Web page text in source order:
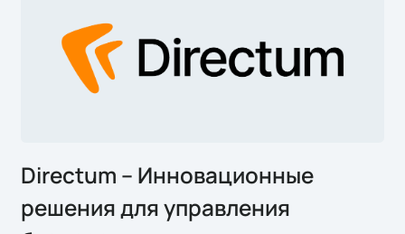
реестр отечественного ПО.
Directum – Инновационные
решения для управления